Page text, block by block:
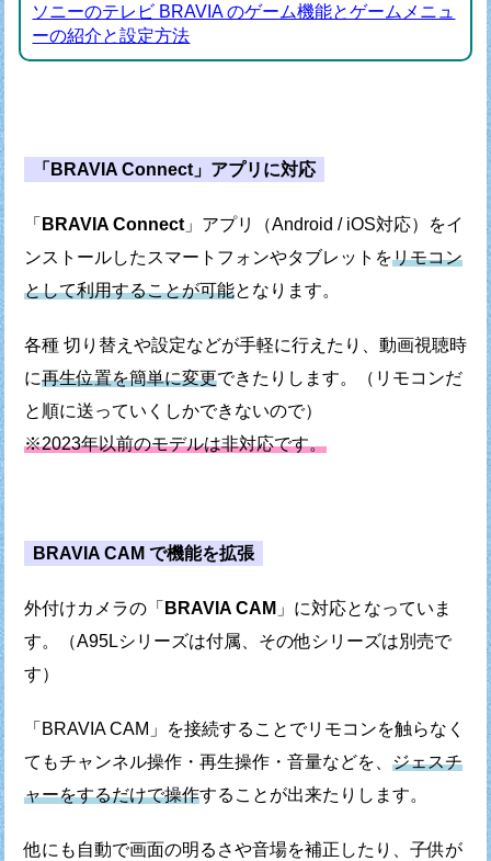
ソニーのテレビ BRAVIA のゲーム機能とゲームメニュ
ーの紹介と設定方法
「BRAVIA Connect」アプリに対応
「 BRAVIA Connect」アプリ（Android / iOS対応）をイ
ンストールしたスマートフォンやタブレットをリモコン
として利用することが可能となります。
各種 切り替えや設定などが手軽に行えたり、 動画視聴時
に再生位置を簡単に変更できたりします。
（リモコンだ
と順に送っていくしかできないので）
※2023年以前のモデルは非対応です。
BRAVIA CAM で機能を拡張
外付けカメラの「 BRAVIA CAM 」に対応となっていま
す。
（A95Lシリーズは付属、その他シリーズは別売で
す）
「BRAVIA CAM」を接続することでリモコンを触らなく
てもチャンネル操作・再生操作・音量などを、 ジェスチ
ャーをするだけで操作することが出来たりします。
他にも自動で画面の明るさや音場を補正したり、 子供が